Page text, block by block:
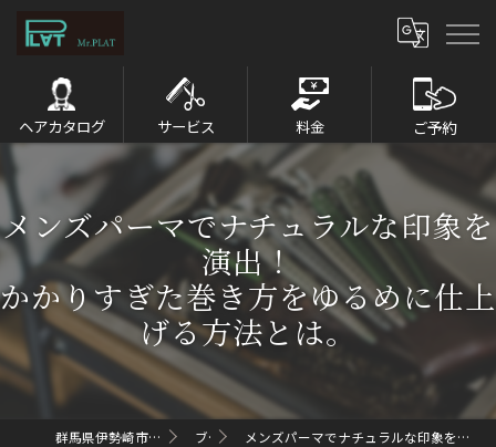
ヘアカタログ サービス 料金 ご予約
メンズパーマでナチュラルな印象を
演出！
かかりすぎた巻き方をゆるめに仕上
げる方法とは。
群馬県伊勢崎市のメンズパーマならMr.PLAT ブログ メンズパーマでナチュラルな印象を演出！ かかりすぎた巻き方をゆるめに仕上げる方法とは。